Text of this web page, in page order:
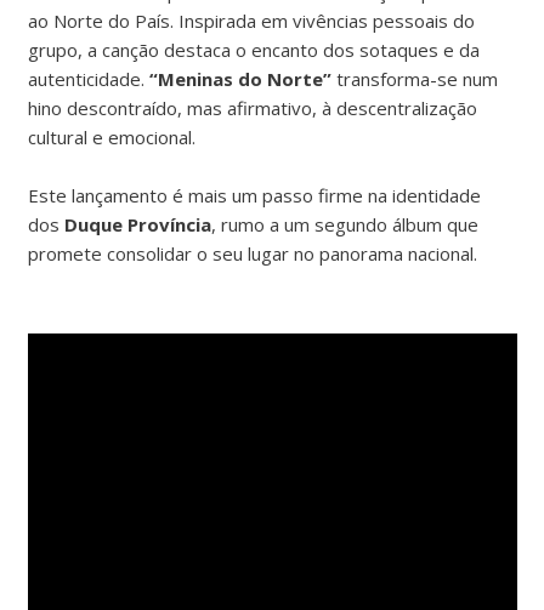
ao Norte do País. Inspirada em vivências pessoais do
grupo, a canção destaca o encanto dos sotaques e da
autenticidade. “Meninas do Norte”transforma-se num
hino descontraído, mas afirmativo, à descentralização
cultural e emocional.
Este lançamento é mais um passo firme na identidade
dos Duque Província, rumo a um segundo álbum que
promete consolidar o seu lugar no panorama nacional.